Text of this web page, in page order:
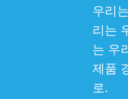
우리
리는
는 우
제품
로.